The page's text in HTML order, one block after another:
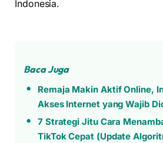
Indonesia.
Baca Juga
Remaja Makin Aktif Online,
Akses Internet yang Wajib
7 Strategi Jitu Cara
TikTok Cepat (Update